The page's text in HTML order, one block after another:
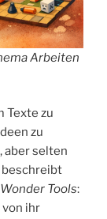
Arbeiten
Texte zu
zu
aber selten
beschreibt
Wonder Tools:
von ihr